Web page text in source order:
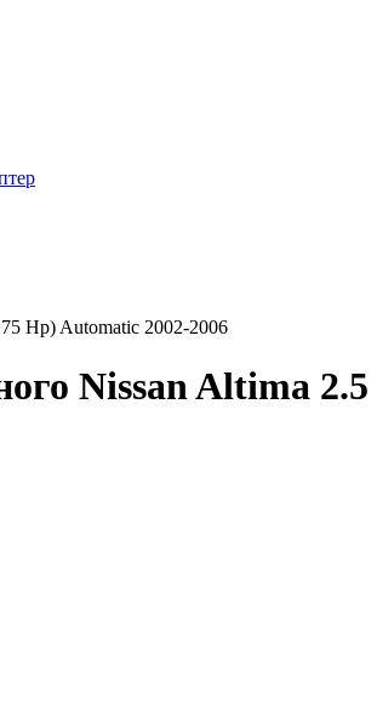
Hp) Automatic 2002-2006
Nissan Altima